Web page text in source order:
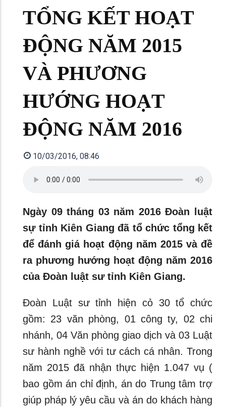
TỔNG KẾT HOẠT
ĐỘNG NĂM 2015
VÀ PHƯƠNG
HƯỚNG HOẠT
ĐỘNG NĂM 2016
10/03/2016, 08:46
Ngày 09 tháng 03 năm 2016 Đoàn luật
sự tỉnh Kiên Giang đã tổ chức tổng kết
để đánh giá hoạt động năm 2015 và đề
ra phương hướng hoạt động năm 2016
của Đoàn luật sư tỉnh Kiên Giang.
Đoàn Luật sư tỉnh hiện cỏ 30 tổ chức
gồm: 23 văn phòng, 01 công ty, 02 chi
nhánh, 04 Văn phòng giao dịch và 03 Luật
sư hành nghề với tư cách cá nhân. Trong
năm 2015 đã nhận thực hiện 1.047 vụ (
bao gồm án chỉ định, án do Trung tâm trợ
giúp pháp lý yêu cầu và án do khách hàng